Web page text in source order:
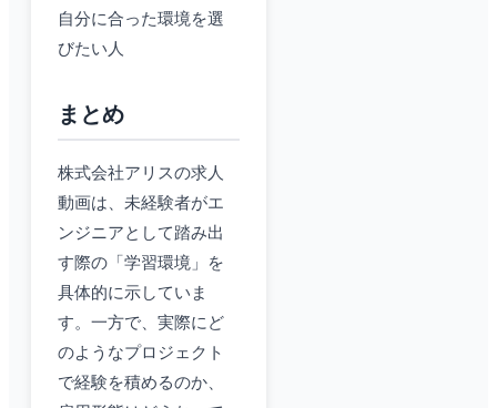
自分に合った環境を選
びたい人
まとめ
株式会社アリスの求人
動画は、未経験者がエ
ンジニアとして踏み出
す際の「学習環境」を
具体的に示していま
す。一方で、実際にど
のようなプロジェクト
で経験を積めるのか、